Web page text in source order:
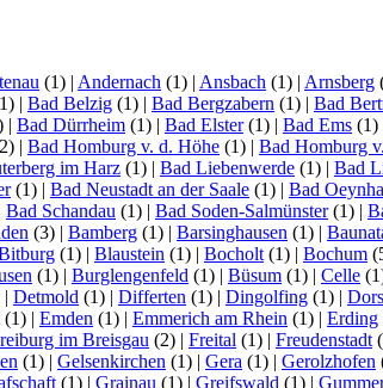
(1) | Andernach (1) | Ansbach (1) | Arnsberg
| Bad Belzig (1) | Bad Bergzabern (1) | Bad
| Bad Dürrheim (1) | Bad Elster(1) | Bad Ems (1)
| Bad Homburg v. d. Höhe (1) | Bad Homburg
im Harz (1) | Bad Liebenwerde (1) | Bad
(1) | Bad Neustadt an der Saale (1) | Bad
Bad Schandau (1) | Bad Soden-Salmünster(1) |
(3) | Bamberg (1) | Barsinghausen (1) |
(1) | Blaustein (1) | Bocholt (1) | Bochum
(1) | Burglengenfeld (1) | Büsum (1) | Celle
| Detmold (1) | Differten (1) | Dingolfing (1) |
(1) | Emden (1) | Emmerich am Rhein (1) | Erding
im Breisgau (2) | Freital (1) | Freudenstadt
(1) | Gelsenkirchen (1) | Gera (1) | Gerolzhofen
(1) | Grainau (1) | Greifswald (1) |